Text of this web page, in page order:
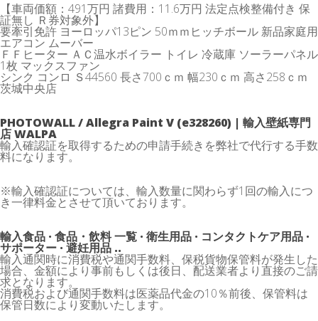
【車両価額：491万円 諸費用：11.6万円 法定点検整備付き 保
証無し Ｒ券対象外】
要牽引免許 ヨーロッパ13ピン 50ｍｍヒッチボール 新品家庭用
エアコン ムーバー
ＦＦヒーター ＡＣ温水ボイラー トイレ 冷蔵庫 ソーラーパネル
1枚 マックスファン
シンク コンロ Ｓ44560 長さ700ｃｍ 幅230ｃｍ 高さ258ｃｍ
茨城中央店
PHOTOWALL / Allegra Paint V (e328260) | 輸入壁紙専門
店 WALPA
輸入確認証を取得するための申請手続きを弊社で代行する手数
料になります。
※輸入確認証については、輸入数量に関わらず1回の輸入につ
き一律料金とさせて頂いております。
輸入食品 · 食品・飲料 一覧 · 衛生用品 · コンタクトケア用品 ·
サポーター · 避妊用品 ..
輸入通関時に消費税や通関手数料、保税貨物保管料が発生した
場合、金額により事前もしくは後日、配送業者より直接のご請
求となります。
消費税および通関手数料は医薬品代金の10％前後、保管料は
保管日数により変動いたします。